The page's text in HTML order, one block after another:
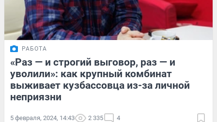
РАБОТА
«Раз — и строгий выговор, раз — и
уволили»: как крупный комбинат
выживает кузбассовца из-за личной
неприязни
5 февраля, 2024, 14:43 2 335 4